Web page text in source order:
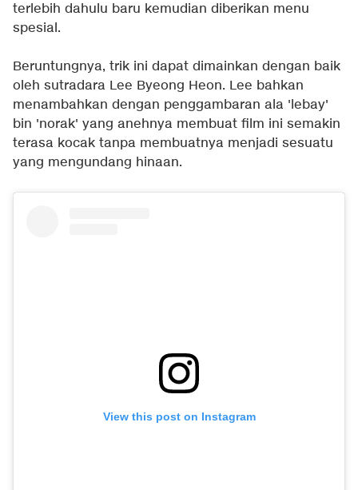
terlebih dahulu baru kemudian diberikan menu
spesial.
Beruntungnya, trik ini dapat dimainkan dengan baik
oleh sutradara Lee Byeong Heon. Lee bahkan
menambahkan dengan penggambaran ala 'lebay'
bin 'norak' yang anehnya membuat film ini semakin
terasa kocak tanpa membuatnya menjadi sesuatu
yang mengundang hinaan.
View this post on Instagram